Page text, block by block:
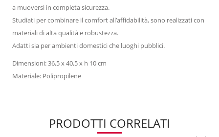
a muoversi in completa sicurezza.
Studiati per combinare il comfort all’affidabilità, sono realizzati con
materiali di alta qualità e robustezza.
Adatti sia per ambienti domestici che luoghi pubblici.
Dimensioni: 36,5 x 40,5 x h 10 cm
Materiale: Polipropilene
PRODOTTI CORRELATI